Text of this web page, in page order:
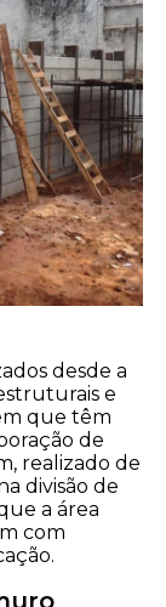
desde a
e
que têm
de
realizado de
divisão de
a área
com